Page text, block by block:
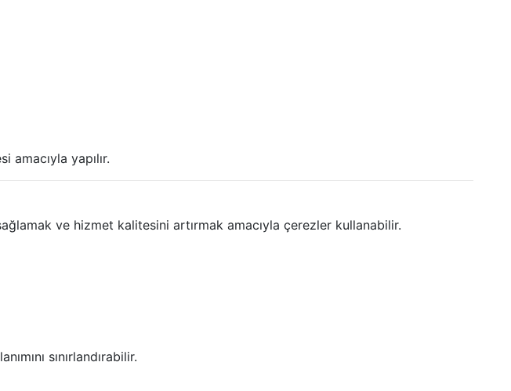
amacıyla yapılır.
ve hizmet kalitesini artırmak amacıyla çerezler kullanabilir.
sınırlandırabilir.